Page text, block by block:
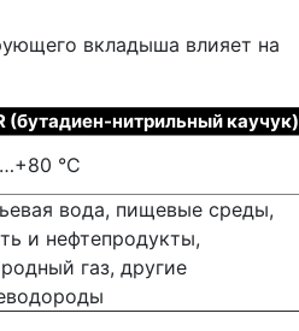
вкладыша влияет на
(бутадиен-нитрильный каучук)
°C
вода, пищевые среды,
и нефтепродукты,
газ, другие